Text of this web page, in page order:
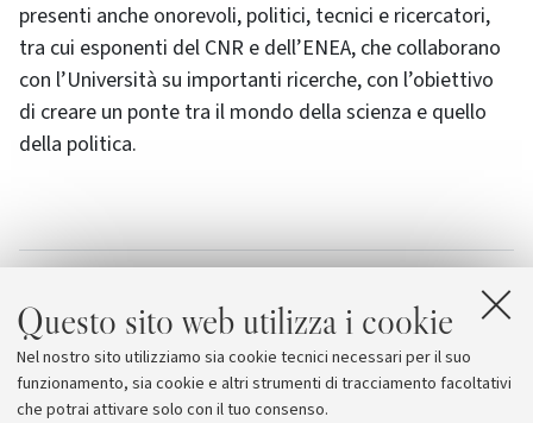
Questo sito web utilizza i cookie
Nel nostro sito utilizziamo sia cookie tecnici necessari per il suo
funzionamento, sia cookie e altri strumenti di tracciamento facoltativi
che potrai attivare solo con il tuo consenso.
presenti anche onorevoli, politici, tecnici e ricercatori,
tra cui esponenti del CNR e dell’ENEA, che collaborano
con l’Università su importanti ricerche, con l’obiettivo
di creare un ponte tra il mondo della scienza e quello
della politica.
Emergenza energetica: le voci dell'Alma Mater
Sito della Conferenza